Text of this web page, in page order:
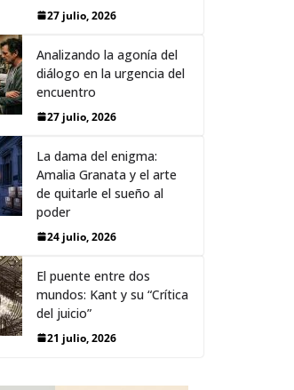
27 julio, 2026
Analizando la agonía del
diálogo en la urgencia del
encuentro
27 julio, 2026
La dama del enigma:
Amalia Granata y el arte
de quitarle el sueño al
poder
24 julio, 2026
El puente entre dos
mundos: Kant y su “Crítica
del juicio”
21 julio, 2026